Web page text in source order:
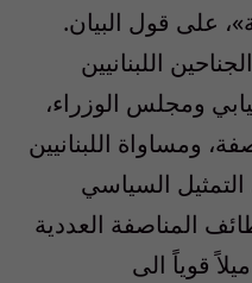
على قول البيان.
اللبنانيين
ومجلس الوزراء،
ومساواة اللبنانيين
السياسي
المناصفة العددية
قوياً الى